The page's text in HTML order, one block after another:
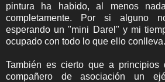
pintura ha habido, al menos
completamente. Por si alguno
esperando un "mini Darel" y mi
ocupado con todo lo que ello conlleva.
También es cierto que a
compañero de asociación un